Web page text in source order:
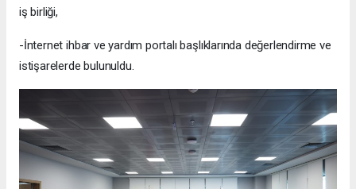
iş birliği,
-İnternet ihbar ve yardım portalı başlıklarında değerlendirme ve
istişarelerde bulunuldu.